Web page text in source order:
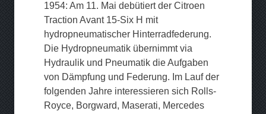
1954: Am 11. Mai debütiert der Citroen
Traction Avant 15-Six H mit
hydropneumatischer Hinterradfederung.
Die Hydropneumatik übernimmt via
Hydraulik und Pneumatik die Aufgaben
von Dämpfung und Federung. Im Lauf der
folgenden Jahre interessieren sich Rolls-
Royce, Borgward, Maserati, Mercedes